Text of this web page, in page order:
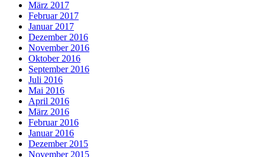
März 2017
Februar 2017
Januar 2017
Dezember 2016
November 2016
Oktober 2016
September 2016
Juli 2016
Mai 2016
April 2016
März 2016
Februar 2016
Januar 2016
Dezember 2015
November 2015